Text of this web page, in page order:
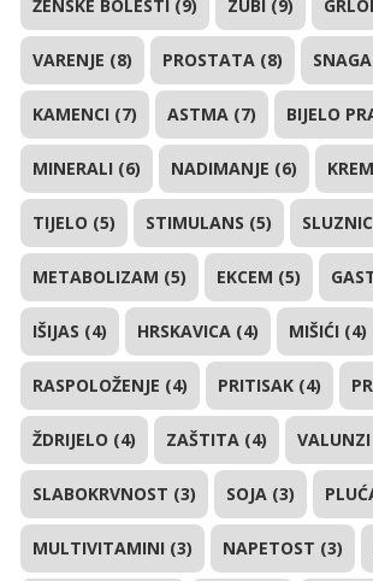
ŽENSKE BOLESTI (9) ZUBI (9)
VARENJE (8) PROSTATA (8)
KAMENCI (7) ASTMA (7) BIJELO
MINERALI (6) NADIMANJE (6)
TIJELO (5) STIMULANS (5)
METABOLIZAM (5) EKCEM (5)
IŠIJAS (4) HRSKAVICA (4) MIŠIĆI (4)
RASPOLOŽENJE (4) PRITISAK (4)
ŽDRIJELO (4) ZAŠTITA (4)
SLABOKRVNOST (3) SOJA (3)
MULTIVITAMINI (3) NAPETOST (3)